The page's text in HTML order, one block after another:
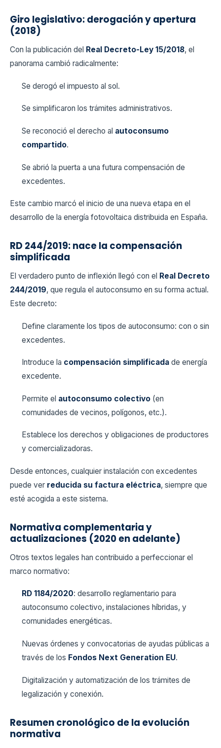
Giro legislativo: derogación y apertura
(2018)
Con la publicación del Real Decreto-Ley 15/2018, el
panorama cambió radicalmente:
Se derogó el impuesto al sol.
Se simplificaron los trámites administrativos.
Se reconoció el derecho al autoconsumo
compartido.
Se abrió la puerta a una futura compensación de
excedentes.
Este cambio marcó el inicio de una nueva etapa en el
desarrollo de la energía fotovoltaica distribuida en España.
RD 244/2019: nace la compensación
simplificada
El verdadero punto de inflexión llegó con el Real Decreto
244/2019, que regula el autoconsumo en su forma actual.
Este decreto:
Define claramente los tipos de autoconsumo: con o sin
excedentes.
Introduce la compensación simplificada de energía
excedente.
Permite el autoconsumo colectivo (en
comunidades de vecinos, polígonos, etc.).
Establece los derechos y obligaciones de productores
y comercializadoras.
Desde entonces, cualquier instalación con excedentes
puede ver reducida su factura eléctrica, siempre que
esté acogida a este sistema.
Normativa complementaria y
actualizaciones (2020 en adelante)
Otros textos legales han contribuido a perfeccionar el
marco normativo:
RD 1184/2020: desarrollo reglamentario para
autoconsumo colectivo, instalaciones híbridas, y
comunidades energéticas.
Nuevas órdenes y convocatorias de ayudas públicas a
través de los Fondos Next Generation EU.
Digitalización y automatización de los trámites de
legalización y conexión.
Resumen cronológico de la evolución
normativa